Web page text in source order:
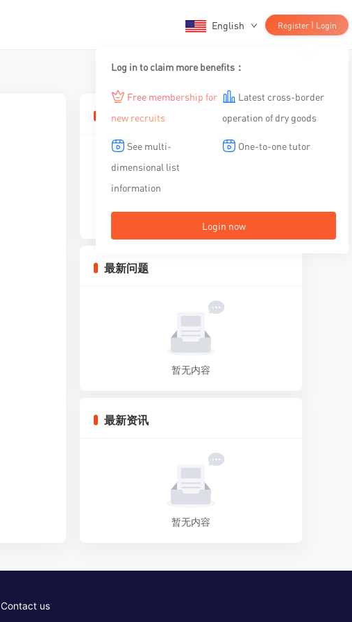
English Register | Login
Log in to claim more benefits：
Free membership for
new recruits
Latest cross-border
operation of dry goods
See multi-
dimensional list
information
One-to-one tutor
Login now
相关文章
最新问题
暂无内容
最新资讯
暂无内容
Contact us